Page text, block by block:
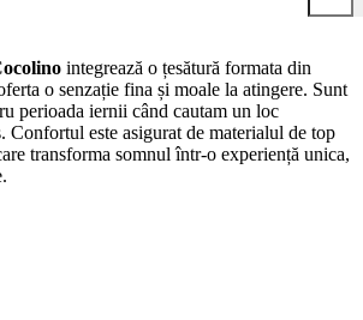
integrează o țesătură formata din
o senzație fina și moale la atingere. Sunt
perioada iernii când cautam un loc
Confortul este asigurat de materialul de top
transforma somnul într-o experiență unica,